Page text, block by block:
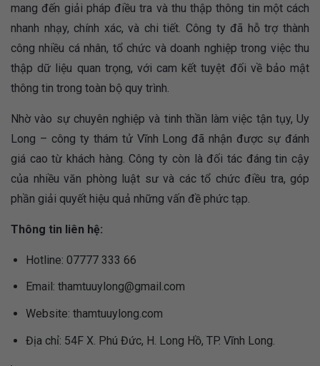
mang đến giải pháp điều tra và thu thập thông tin một cách
nhanh nhạy, chính xác, và chi tiết. Công ty đã hỗ trợ thành
công nhiều cá nhân, tổ chức và doanh nghiệp trong việc thu
thập dữ liệu quan trọng, với cam kết tuyệt đối về bảo mật
thông tin trong toàn bộ quy trình.
Nhờ vào sự chuyên nghiệp và tinh thần làm việc tận tụy, Uy
Long – công ty thám tử Vĩnh Long đã nhận được sự đánh
giá cao từ khách hàng. Công ty còn là đối tác đáng tin cậy
của nhiều văn phòng luật sư và các tổ chức điều tra, góp
phần giải quyết hiệu quả những vấn đề phức tạp.
Thông tin liên hệ:
Hotline: 07777 333 66
Email: thamtuuylong@gmail.com
Website: thamtuuylong.com
Địa chỉ: 54F X. Phú Đức, H. Long Hồ, TP. Vĩnh Long.